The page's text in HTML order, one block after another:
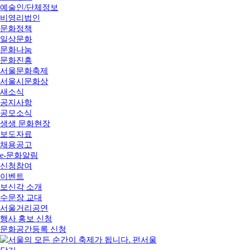
예술인/단체정보
비영리법인
문화정책
일상문화
문화나눔
문화진흥
서울문화축제
서울시문화상
새소식
공지사항
공모소식
생생 문화현장
보도자료
채용공고
e-문화알림
신청참여
이벤트
보신각 소개
수문장 교대
서울거리공연
행사 홍보 신청
문화공간등록 신청